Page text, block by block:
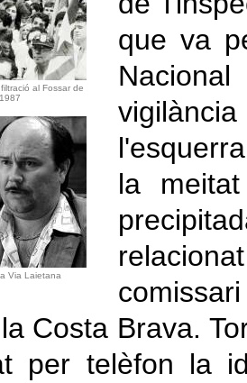
al Fossar de
Via Laietana
que va
la
Costa Brava.
per telèfon la